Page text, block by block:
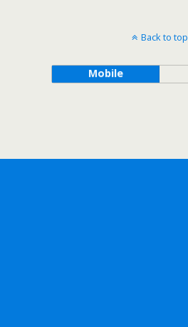
Back to top
Mobile